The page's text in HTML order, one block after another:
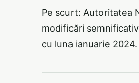
Pe scurt: Autoritatea
modificări
cu luna ianuarie 2024.